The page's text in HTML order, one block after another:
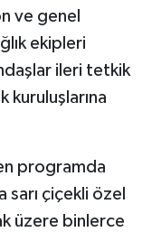
ve genel
ekipleri
ileri tetkik
kuruluşlarına
programda
çiçekli özel
üzere binlerce